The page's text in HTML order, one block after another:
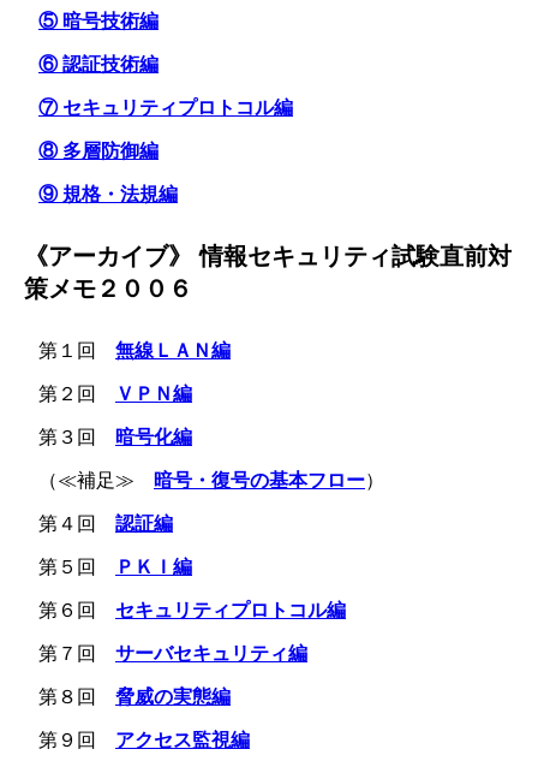
⑤ 暗号技術編
⑥ 認証技術編
⑦ セキュリティプロトコル編
⑧ 多層防御編
⑨ 規格・法規編
《アーカイブ》 情報セキュリティ試験直前対
策メモ２００６
第１回 無線ＬＡＮ編
第２回 ＶＰＮ編
第３回 暗号化編
（≪補足≫ 暗号・復号の基本フロー）
第４回 認証編
第５回 ＰＫＩ編
第６回 セキュリティプロトコル編
第７回 サーバセキュリティ編
第８回 脅威の実態編
第９回 アクセス監視編